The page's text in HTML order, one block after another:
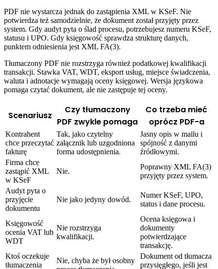
PDF nie wystarcza jednak do zastąpienia XML w KSeF. Nie
potwierdza też samodzielnie, że dokument został przyjęty przez
system. Gdy audyt pyta o ślad procesu, potrzebujesz numeru KSeF,
statusu i UPO. Gdy księgowość sprawdza strukturę danych,
punktem odniesienia jest XML FA(3).
Tłumaczony PDF nie rozstrzyga również podatkowej kwalifikacji
transakcji. Stawka VAT, WDT, eksport usług, miejsce świadczenia,
waluta i adnotacje wymagają oceny księgowej. Wersja językowa
pomaga czytać dokument, ale nie zastępuje tej oceny.
Scenariusz
Czy tłumaczony
PDF zwykle pomaga
Co trzeba mieć
oprócz PDF-a
Kontrahent
chce przeczytać
fakturę
Tak, jako czytelny
załącznik lub uzgodniona
forma udostępnienia.
Jasny opis w mailu i
spójność z danymi
źródłowymi.
Firma chce
zastąpić XML
w KSeF
Nie.
Poprawny XML FA(3)
przyjęty przez system.
Audyt pyta o
przyjęcie
dokumentu
Nie jako jedyny dowód.
Numer KSeF, UPO,
status i dane procesu.
Księgowość
ocenia VAT lub
WDT
Nie rozstrzyga
kwalifikacji.
Ocena księgowa i
dokumenty
potwierdzające
transakcję.
Ktoś oczekuje
tłumaczenia
Nie, chyba że był osobny
Dokument od tłumacza
przysięgłego, jeśli jest